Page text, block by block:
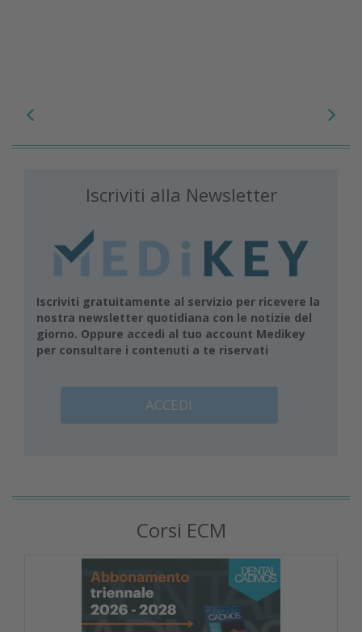
Iscriviti alla Newsletter
Iscriviti gratuitamente al servizio per ricevere la
nostra newsletter quotidiana con le notizie del
giorno. Oppure accedi al tuo account Medikey
per consultare i contenuti a te riservati
ACCEDI
Corsi ECM